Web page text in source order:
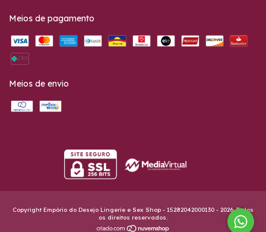
Meios de pagamento
Meios de envio
Copyright Empório do Desejo Lingerie e Sex Shop - 15282042000130 - 2026. Todos
os direitos reservados.